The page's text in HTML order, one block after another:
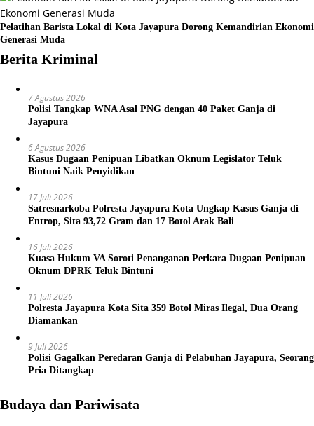
Pelatihan Barista Lokal di Kota Jayapura Dorong Kemandirian Ekonomi
Generasi Muda
Berita Kriminal
7 Agustus 2026
Polisi Tangkap WNA Asal PNG dengan 40 Paket Ganja di
Jayapura
6 Agustus 2026
Kasus Dugaan Penipuan Libatkan Oknum Legislator Teluk
Bintuni Naik Penyidikan
17 Juli 2026
Satresnarkoba Polresta Jayapura Kota Ungkap Kasus Ganja di
Entrop, Sita 93,72 Gram dan 17 Botol Arak Bali
16 Juli 2026
Kuasa Hukum VA Soroti Penanganan Perkara Dugaan Penipuan
Oknum DPRK Teluk Bintuni
11 Juli 2026
Polresta Jayapura Kota Sita 359 Botol Miras Ilegal, Dua Orang
Diamankan
9 Juli 2026
Polisi Gagalkan Peredaran Ganja di Pelabuhan Jayapura, Seorang
Pria Ditangkap
Budaya dan Pariwisata